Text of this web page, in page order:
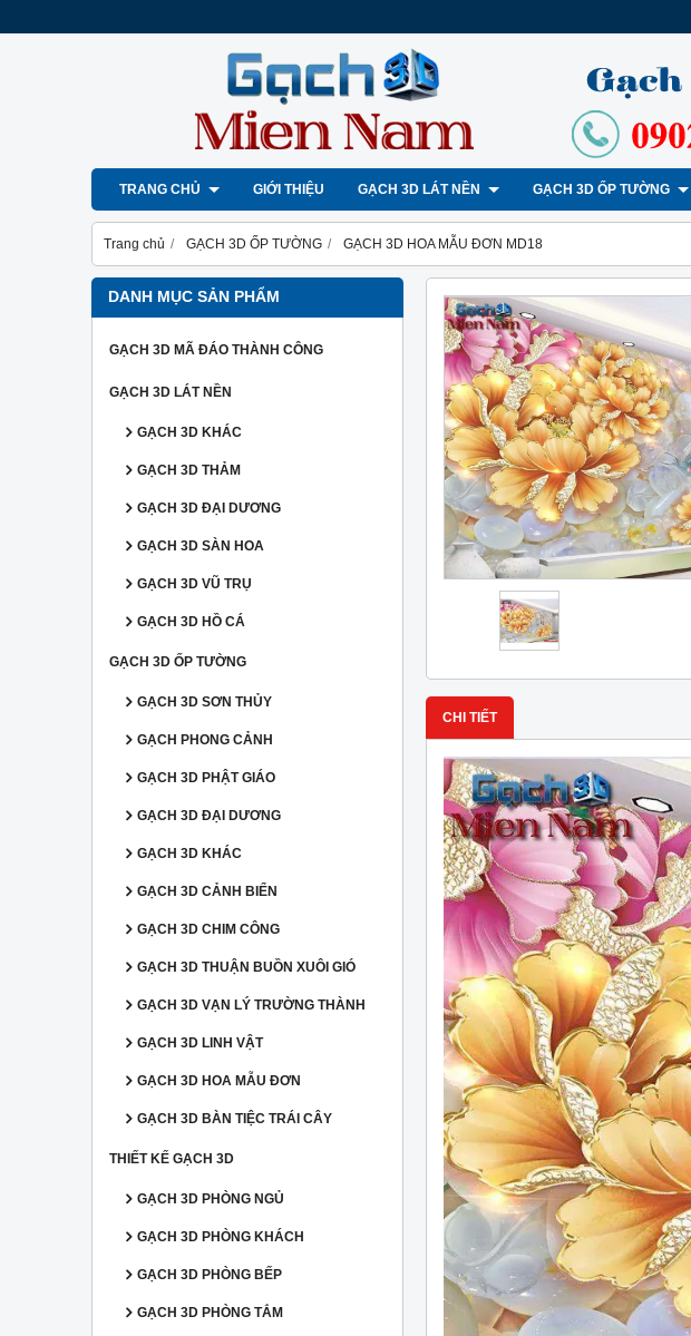
TRANG CHỦ GIỚI THIỆU GẠCH 3D LÁT NỀN GẠCH 3D ỐP TƯỜNG
Trang chủ GẠCH 3D ỐP TƯỜNG GẠCH 3D HOA MẪU ĐƠN MD18
DANH MỤC SẢN PHẨM
GẠCH 3D MÃ ĐÁO THÀNH CÔNG
GẠCH 3D LÁT NỀN
GẠCH 3D KHÁC
GẠCH 3D THẢM
GẠCH 3D ĐẠI DƯƠNG
GẠCH 3D SÀN HOA
GẠCH 3D VŨ TRỤ
GẠCH 3D HỒ CÁ
GẠCH 3D ỐP TƯỜNG
GẠCH 3D SƠN THỦY
GẠCH PHONG CẢNH
GẠCH 3D PHẬT GIÁO
GẠCH 3D ĐẠI DƯƠNG
GẠCH 3D KHÁC
GẠCH 3D CẢNH BIỂN
GẠCH 3D CHIM CÔNG
GẠCH 3D THUẬN BUỒN XUÔI GIÓ
GẠCH 3D VẠN LÝ TRƯỜNG THÀNH
GẠCH 3D LINH VẬT
GẠCH 3D HOA MẪU ĐƠN
GẠCH 3D BÀN TIỆC TRÁI CÂY
THIẾT KẾ GẠCH 3D
GẠCH 3D PHÒNG NGỦ
GẠCH 3D PHÒNG KHÁCH
GẠCH 3D PHÒNG BẾP
GẠCH 3D PHÒNG TẮM
CHI TIẾT